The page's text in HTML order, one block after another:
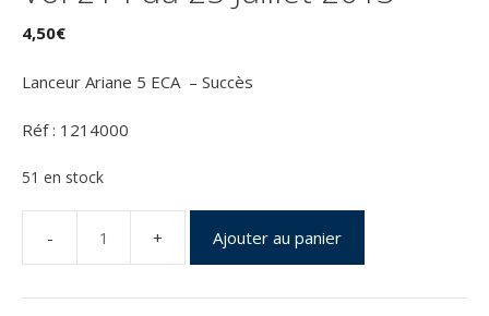
4,50€
Lanceur Ariane 5 ECA – Succès
Réf : 1214000
51 en stock
quantité
de
Vol
Ajouter au panier